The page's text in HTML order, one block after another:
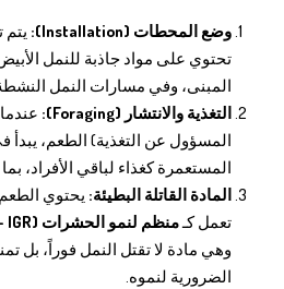
وضع المحطات (Installation):
يتم
تحتوي على مواد جاذبة للنمل
المبنى، وفي مسارات النمل النشطة.
التغذية والانتشار (Foraging):
عندما
المسؤول عن التغذية) الطعم، يبدأ
المستعمرة كغذاء لباقي الأفراد،
المادة القاتلة البطيئة:يحتوي الطعم
تعمل كـمنظم لنمو الحشرات (Insect Growth Regulator – IGR)
وهي مادة لا تقتل النمل فوراً، بل
الضرورية لنموه.